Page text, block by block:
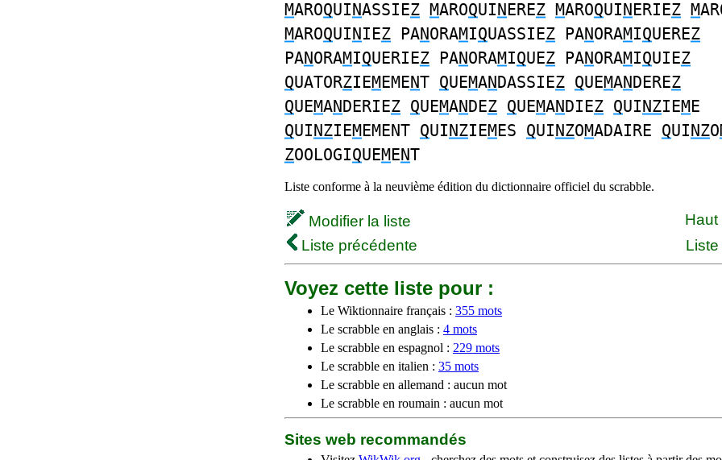
MAROQUINASSIEZ MAROQUINEREZ MAROQUINERIEZ M
MAROQUINIEZ PANORAMIQUASSIEZ PANORAMIQUEREZ
PANORAMIQUERIEZ PANORAMIQUEZ PANORAMIQUIEZ
QUATORZIEMEMENT QUEMANDASSIEZ QUEMANDEREZ
QUEMANDERIEZ QUEMANDEZ QUEMANDIEZ QUINZIEME
QUINZIEMEMENT QUINZIEMES QUINZOMADAIRE QUINZO
ZOOLOGIQUEMENT
Liste conforme à la neuvième édition du dictionnaire officiel du scrabble.
Modifier la liste
Haut
Liste précédente
Voyez cette liste pour :
Le Wiktionnaire français : 355 mots
Le scrabble en anglais : 4 mots
Le scrabble en espagnol : 229 mots
Le scrabble en italien : 35 mots
Le scrabble en allemand : aucun mot
Le scrabble en roumain : aucun mot
Sites web recommandés